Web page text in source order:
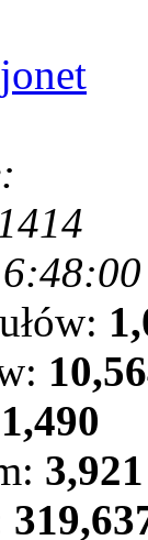
3,921